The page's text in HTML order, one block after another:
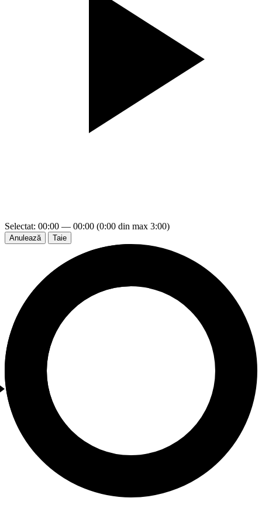
Selectat: 00:00 — 00:00 (0:00 din max 3:00)
Anulează Taie